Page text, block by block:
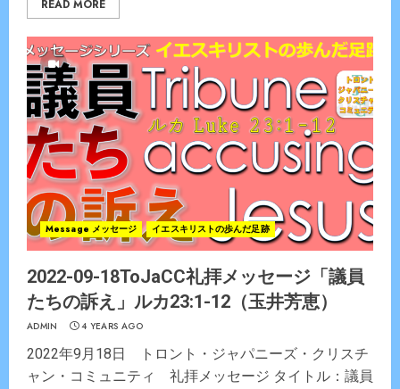
READ MORE
Message メッセージ イエスキリストの歩んだ足跡
2022-09-18ToJaCC礼拝メッセージ「議員
たちの訴え」ルカ23:1-12（玉井芳恵）
ADMIN 4 YEARS AGO
2022年9月18日 トロント・ジャパニーズ・クリスチ
ャン・コミュニティ 礼拝メッセージ タイトル：議員